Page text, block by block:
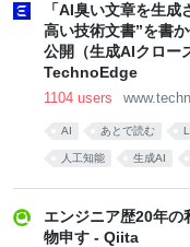
「AI臭い文章を生
高い技術文書”を書
公開（生成AIクロー
TechnoEdge
1104 users
AI あとで読む
人工知能 生成AI
エンジニア歴20年の
物申す - Qiita